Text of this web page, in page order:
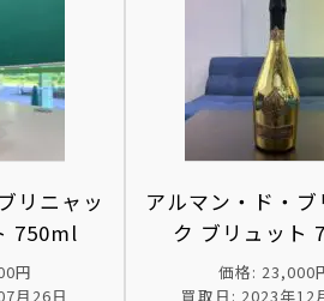
リニャッ
750ml
円
月26日
アルマン・ド・ブ
ク ブリュット
価格: 23,000
買取日: 2023年12